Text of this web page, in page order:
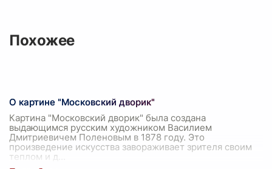
Похожее
О картине "Московский дворик"
Картина "Московский дворик" была создана
выдающимся русским художником Василием
Дмитриевичем Поленовым в 1878 году. Это
произведение искусства завораживает зрителя своим
теплом и д